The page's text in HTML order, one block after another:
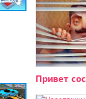
Привет